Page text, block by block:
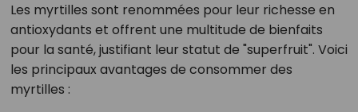
Les myrtilles sont renommées pour leur richesse en
antioxydants et offrent une multitude de bienfaits
pour la santé, justifiant leur statut de "superfruit". Voici
les principaux avantages de consommer des
myrtilles :